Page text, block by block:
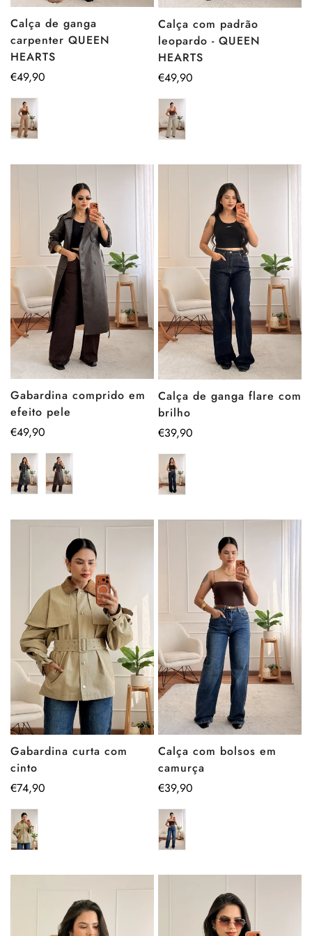
Calça de ganga
carpenter QUEEN
HEARTS
Preço
€49,90
Calça com padrão
leopardo - QUEEN
HEARTS
Preço
€49,90
Gabardina comprido em
efeito pele
Preço
€49,90
Calça de ganga flare com
brilho
Preço
€39,90
Gabardina curta com
cinto
Preço
€74,90
Calça com bolsos em
camurça
Preço
€39,90